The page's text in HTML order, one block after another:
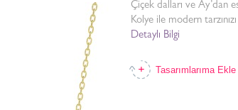
Çiçek dalları ve Ay’dan
Kolye ile modern
Detaylı Bilgi
Tasarımlarıma Ekle